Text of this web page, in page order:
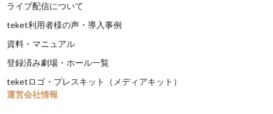
ライブ配信について
teket利用者様の声・導入事例
資料・マニュアル
登録済み劇場・ホール一覧
teketロゴ・プレスキット（メディアキット）
運営会社情報